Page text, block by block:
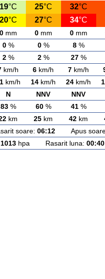
19°C 25°C 32°C
20°C 27°C 34°C
0mm 0mm 0mm
0% 0% 8%
2% 2% 27%
km/h 6 km/h 7 km/h
km/h 14 km/h 24 km/h
N NNV NNV
83% 60% 41%
km 25 km 42 km
soare: 06:12 Apus
1013 hpa Rasarit luna: 00:40